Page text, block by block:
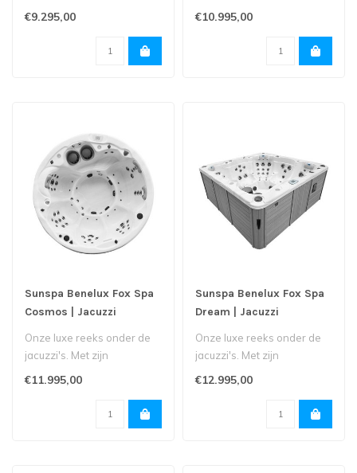
€9.295,00 €10.995,00
Sunspa Benelux Fox Spa
Cosmos | Jacuzzi
Onze luxe reeks onder de
jacuzzi's. Met zijn
touchscreen,
€11.995,00
Sunspa Benelux Fox Spa
Dream | Jacuzzi
Onze luxe reeks onder de
jacuzzi's. Met zijn
touchscreen,
€12.995,00